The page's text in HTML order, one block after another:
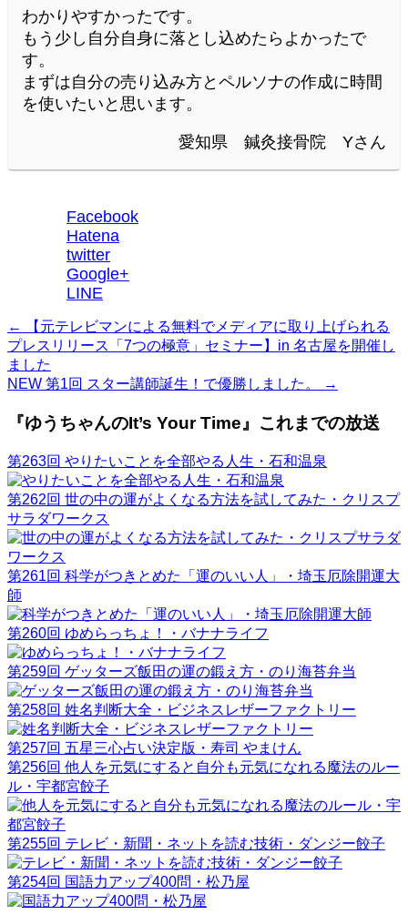
わかりやすかったです。
もう少し自分自身に落とし込めたらよかったで
す。
まずは自分の売り込み方とペルソナの作成に時間
を使いたいと思います。
愛知県 鍼灸接骨院 Yさん
Facebook
Hatena
twitter
Google+
LINE
←
【元テレビマンによる無料でメディアに取り上げられる
プレスリリース「7つの極意」セミナー】in 名古屋を開催し
ました
NEW 第1回 スター講師誕生！で優勝しました。
→
『ゆうちゃんのIt’s Your Time』これまでの放送
第263回 やりたいことを全部やる人生・石和温泉
第262回 世の中の運がよくなる方法を試してみた・クリスプ
サラダワークス
第261回 科学がつきとめた「運のいい人」・埼玉厄除開運大
師
第260回 ゆめらっちょ！・バナナライフ
第259回 ゲッターズ飯田の運の鍛え方・のり海苔弁当
第258回 姓名判断大全・ビジネスレザーファクトリー
第257回 五星三心占い決定版・寿司 やまけん
第256回 他人を元気にすると自分も元気になれる魔法のルー
ル・宇都宮餃子
第255回 テレビ・新聞・ネットを読む技術・ダンジー餃子
第254回 国語力アップ400問・松乃屋